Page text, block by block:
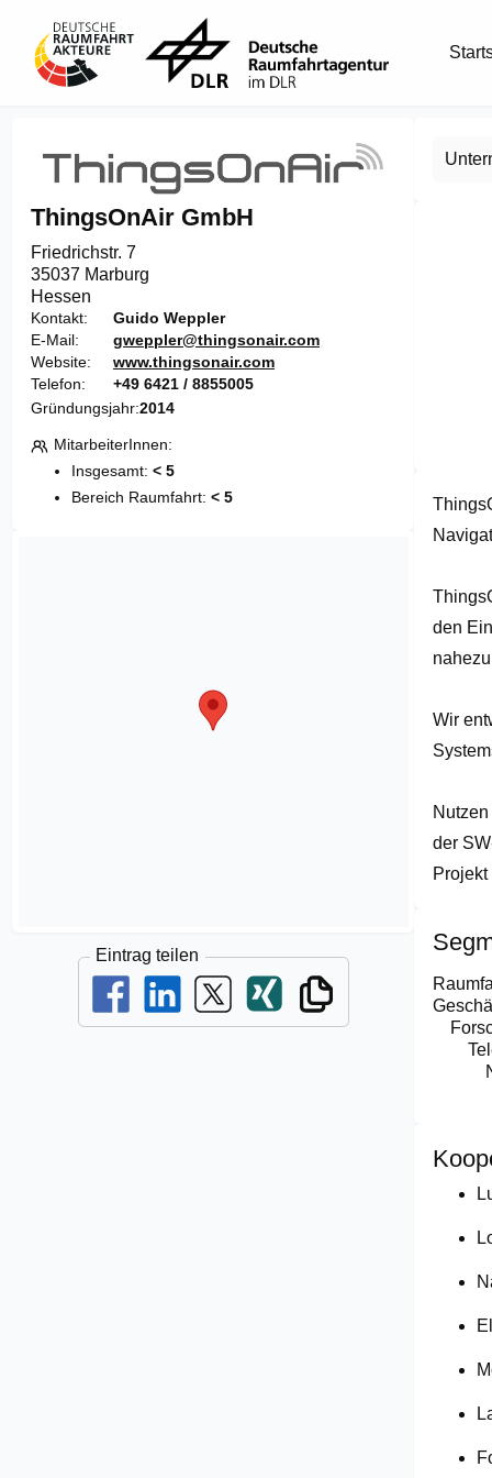
ThingsOnAir GmbH
Friedrichstr. 7
35037 Marburg
Hessen
Kontakt
Guido Weppler
E-Mail
gweppler@thingsonair.com
Website
www.thingsonair.com
Telefon
+49 6421 / 8855005
Gründungsjahr 2014
MitarbeiterInnen
Insgesamt: < 5
Bereich Raumfahrt: < 5
Eintrag teilen
of
1
den
Wir
der